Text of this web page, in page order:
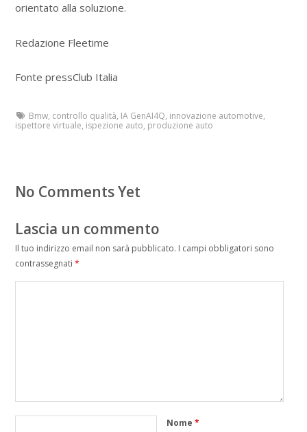
orientato alla soluzione.
Redazione Fleetime
Fonte pressClub Italia
Bmw, controllo qualità, IA GenAI4Q, innovazione automotive,
ispettore virtuale, ispezione auto, produzione auto
No Comments Yet
Lascia un commento
Il tuo indirizzo email non sarà pubblicato. I campi obbligatori sono
contrassegnati *
Nome *